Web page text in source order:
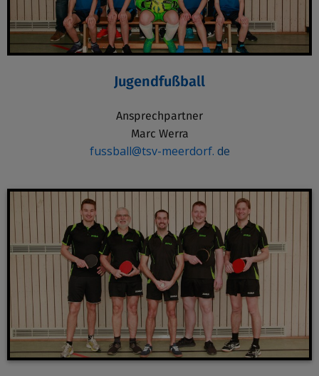
Jugendfußball
Ansprechpartner
Marc Werra
fussball@tsv-meerdorf. de